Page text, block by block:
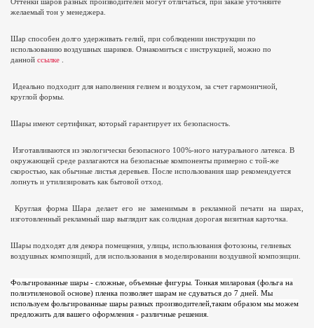
желаемый тон у менеджера.
Шар способен долго удерживать гелий, при соблюдении инструкции по
использованию воздушных шариков. Ознакомиться с инструкцией, можно по
данной ссылке
Идеально подходит для наполнения гелием и воздухом, за счет гармоничной,
круглой формы.
Шары имеют сертификат, который гарантирует их безопасность.
Изготавливаются из экологически безопасного 100%-ного натурального латекса. В
окружающей среде разлагаются на безопасные компоненты примерно с той-же
скоростью, как обычные листья деревьев. После использования шар рекомендуется
лопнуть и утилизировать как бытовой отход.
Круглая форма Шара делает его не заменимым в рекламной печати на шарах,
изготовленный рекламный шар выглядит как солидная дорогая визитная карточка.
Шары подходят для декора помещения, улицы, использования фотозоны, гелиевых
воздушных композиций, для использования в моделировании воздушной композиции.
Фольгированные шары - сложные, объемные фигуры. Тонкая миларовая (фольга на
полиэтиленовой основе) пленка позволяет шарам не сдуваться до 7 дней. Мы
используем фольгированные шары разных производителей,таким образом мы можем
предложить для вашего оформления - различные решения.